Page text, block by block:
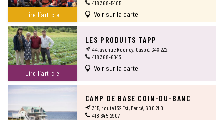
Lire l’article
418 368-5405
Voir sur la carte
Lire l’article
LES PRODUITS TAPP
44, avenue Rooney, Gaspé, G4X 2Z2
418 368-6043
Voir sur la carte
CAMP DE BASE COIN-DU-BANC
315, route 132 Est, Percé, G0C 2L0
418 645-2907